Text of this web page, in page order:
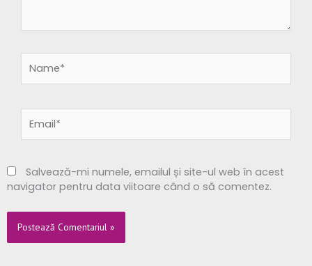
Salvează-mi numele, emailul și site-ul web în acest
navigator pentru data viitoare când o să comentez.